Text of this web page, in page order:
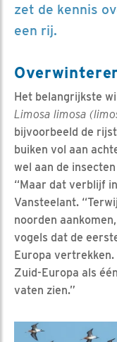
zet de kennis
een rij.
Het belangrijkste
Limosa limosa
bijvoorbeeld de
buiken vol aan
wel aan de
“Maar dat verblijf
Vansteelant.
noorden
vogels dat de
Europa
Zuid-Europa als
vaten zien.”